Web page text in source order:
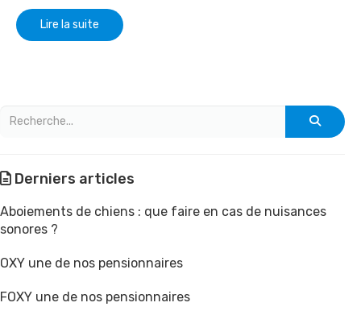
Lire la suite
Derniers articles
Aboiements de chiens : que faire en cas de nuisances
sonores ?
OXY une de nos pensionnaires
FOXY une de nos pensionnaires